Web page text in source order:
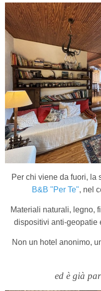
Per chi viene da fuori, la
B&B "Per Te", nel
Materiali naturali, legno,
dispositivi anti-geopatie
Non un hotel anonimo,
ed è già